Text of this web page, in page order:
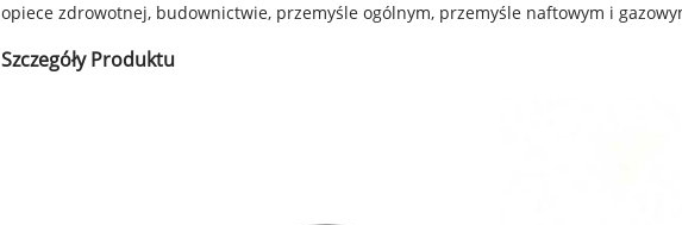
opiece zdrowotnej, budownictwie, przemyśle ogólnym, przemyśle naftowym i
Szczegóły Produktu